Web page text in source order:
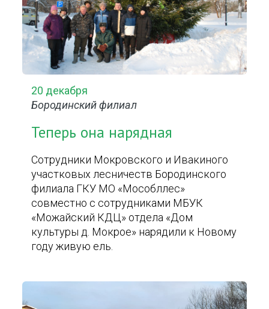
20 декабря
Бородинский филиал
Теперь она нарядная
Сотрудники Мокровского и Ивакиного
участковых лесничеств Бородинского
филиала ГКУ МО «Мособллес»
совместно с сотрудниками МБУК
«Можайский КДЦ» отдела «Дом
культуры д. Мокрое» нарядили к Новому
году живую ель.